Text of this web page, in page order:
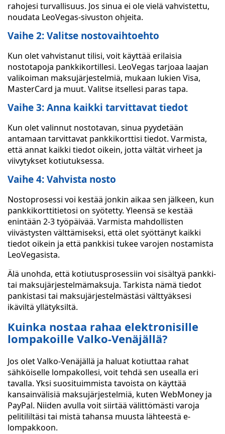
rahojesi turvallisuus. Jos sinua ei ole vielä vahvistettu,
noudata LeoVegas-sivuston ohjeita.
Vaihe 2: Valitse nostovaihtoehto
Kun olet vahvistanut tilisi, voit käyttää erilaisia
nostotapoja pankkikortillesi. LeoVegas tarjoaa laajan
valikoiman maksujärjestelmiä, mukaan lukien Visa,
MasterCard ja muut. Valitse itsellesi paras tapa.
Vaihe 3: Anna kaikki tarvittavat tiedot
Kun olet valinnut nostotavan, sinua pyydetään
antamaan tarvittavat pankkikorttisi tiedot. Varmista,
että annat kaikki tiedot oikein, jotta vältät virheet ja
viivytykset kotiutuksessa.
Vaihe 4: Vahvista nosto
Nostoprosessi voi kestää jonkin aikaa sen jälkeen, kun
pankkikorttitietosi on syötetty. Yleensä se kestää
enintään 2-3 työpäivää. Varmista mahdollisten
viivästysten välttämiseksi, että olet syöttänyt kaikki
tiedot oikein ja että pankkisi tukee varojen nostamista
LeoVegasista.
Älä unohda, että kotiutusprosessiin voi sisältyä pankki-
tai maksujärjestelmämaksuja. Tarkista nämä tiedot
pankistasi tai maksujärjestelmästäsi välttyäksesi
ikäviltä yllätyksiltä.
Kuinka nostaa rahaa elektronisille
lompakoille Valko-Venäjällä?
Jos olet Valko-Venäjällä ja haluat kotiuttaa rahat
sähköiselle lompakollesi, voit tehdä sen usealla eri
tavalla. Yksi suosituimmista tavoista on käyttää
kansainvälisiä maksujärjestelmiä, kuten WebMoney ja
PayPal. Niiden avulla voit siirtää välittömästi varoja
pelitililtäsi tai mistä tahansa muusta lähteestä e-
lompakkoon.